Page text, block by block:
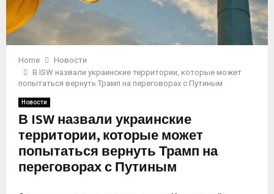
Home
Новости
В ISW назвали украинские территории, которые может
попытаться вернуть Трамп на переговорах с Путиным
Новости
В ISW назвали украинские
территории, которые может
попытаться вернуть Трамп на
переговорах с Путиным